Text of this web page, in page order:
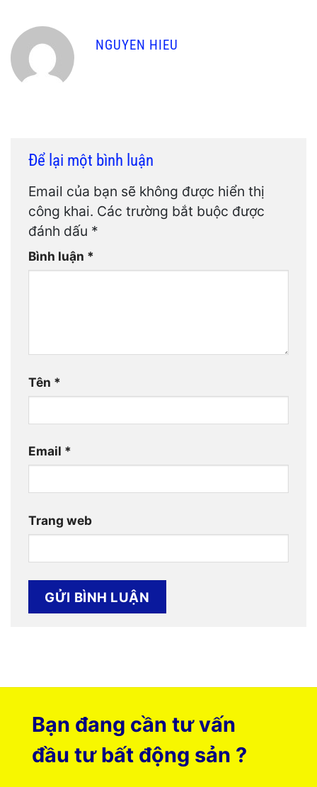
NGUYEN HIEU
Để lại một bình luận
Email của bạn sẽ không được hiển thị
công khai. Các trường bắt buộc được
đánh dấu *
Bình luận *
Tên *
Email *
Trang web
Bạn đang cần tư vấn
đầu tư bất động sản ?